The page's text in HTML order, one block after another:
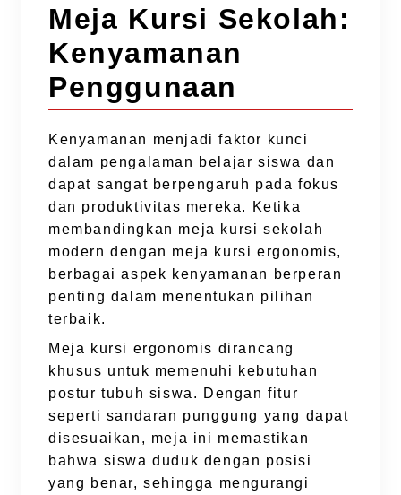
Meja Kursi Sekolah:
Kenyamanan
Penggunaan
Kenyamanan menjadi faktor kunci
dalam pengalaman belajar siswa dan
dapat sangat berpengaruh pada fokus
dan produktivitas mereka. Ketika
membandingkan meja kursi sekolah
modern dengan meja kursi ergonomis,
berbagai aspek kenyamanan berperan
penting dalam menentukan pilihan
terbaik.
Meja kursi ergonomis dirancang
khusus untuk memenuhi kebutuhan
postur tubuh siswa. Dengan fitur
seperti sandaran punggung yang dapat
disesuaikan, meja ini memastikan
bahwa siswa duduk dengan posisi
yang benar, sehingga mengurangi